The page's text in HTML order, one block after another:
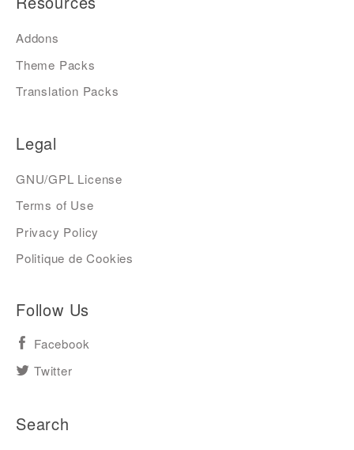
Addons
Theme Packs
Translation Packs
Legal
GNU/GPL License
Terms of Use
Privacy Policy
Politique de Cookies
Follow Us
Facebook
Twitter
Search